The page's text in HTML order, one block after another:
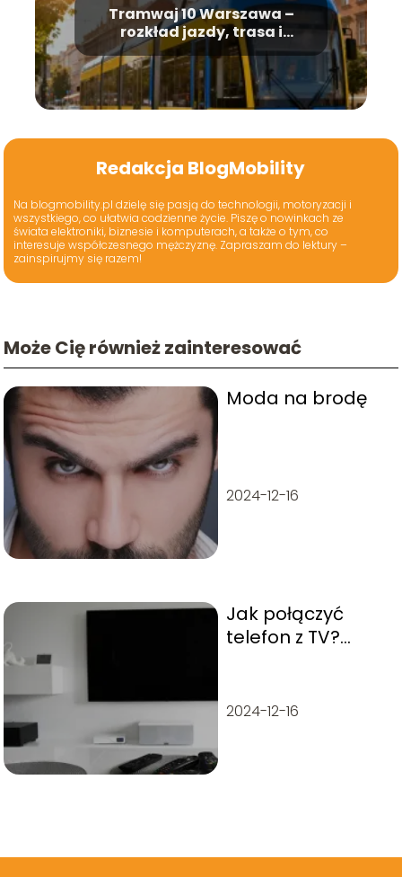
Tramwaj 10 Warszawa –
rozkład jazdy, trasa i
przystanki
Redakcja BlogMobility
Na blogmobility.pl dzielę się pasją do technologii, motoryzacji i
wszystkiego, co ułatwia codzienne życie. Piszę o nowinkach ze
świata elektroniki, biznesie i komputerach, a także o tym, co
interesuje współczesnego mężczyznę. Zapraszam do lektury –
zainspirujmy się razem!
Może Cię również zainteresować
Moda na brodę
2024-12-16
Jak połączyć
telefon z TV?
2024-12-16